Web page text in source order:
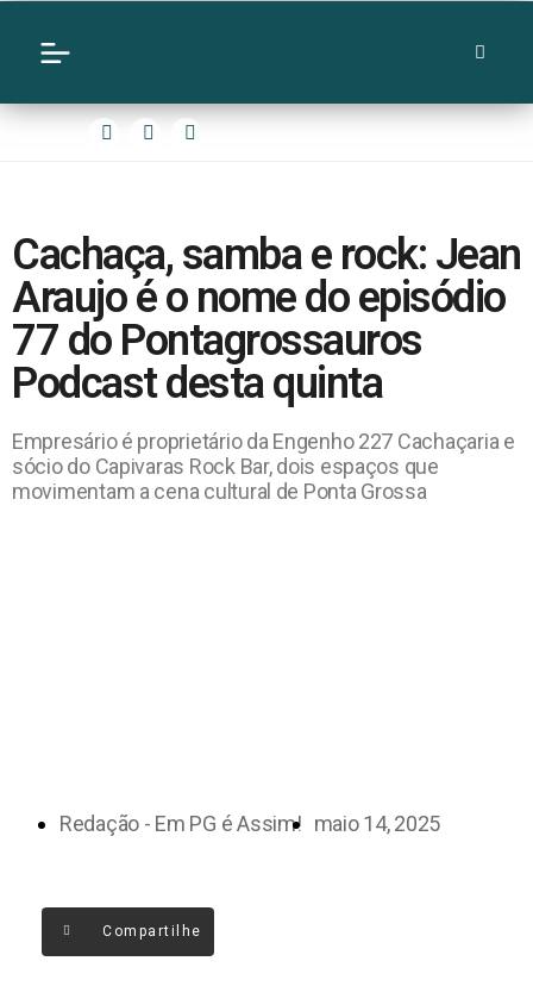
Cachaça, samba e rock: Jean
Araujo é o nome do episódio
77 do Pontagrossauros
Podcast desta quinta
Empresário é proprietário da Engenho 227 Cachaçaria e
sócio do Capivaras Rock Bar, dois espaços que
movimentam a cena cultural de Ponta Grossa
Redação - Em PG é Assim! maio 14, 2025
Compartilhe